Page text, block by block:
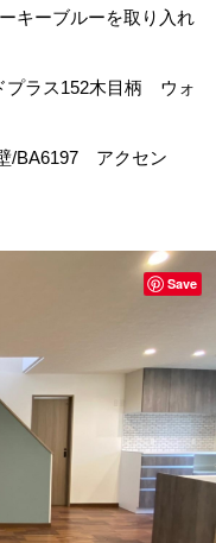
キーブルーを取り入れ
ラス152木目柄 ウォ
BA6197 アクセン
Save